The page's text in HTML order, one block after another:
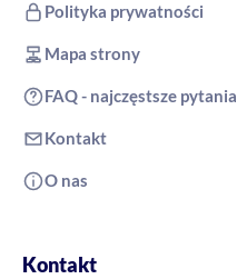
Polityka prywatności
Mapa strony
FAQ - najczęstsze pytania
Kontakt
O nas
Kontakt